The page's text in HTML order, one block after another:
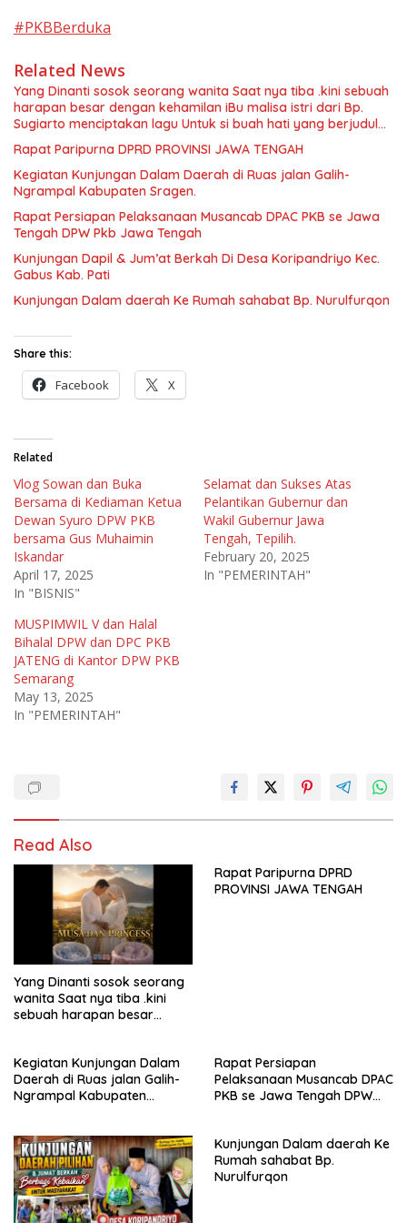
#PKBBerduka
Related News
Yang Dinanti sosok seorang wanita Saat nya tiba .kini sebuah
harapan besar dengan kehamilan iBu malisa istri dari Bp.
Sugiarto menciptakan lagu Untuk si buah hati yang berjudul
Rapat Paripurna DPRD PROVINSI JAWA TENGAH
Kegiatan Kunjungan Dalam Daerah di Ruas jalan Galih-
Ngrampal Kabupaten Sragen.
Rapat Persiapan Pelaksanaan Musancab DPAC PKB se Jawa
Tengah DPW Pkb Jawa Tengah
Kunjungan Dapil & Jum’at Berkah Di Desa Koripandriyo Kec.
Gabus Kab. Pati
Kunjungan Dalam daerah Ke Rumah sahabat Bp. Nurulfurqon
Share this:
Facebook X
Related
Vlog Sowan dan Buka
Bersama di Kediaman Ketua
Dewan Syuro DPW PKB
bersama Gus Muhaimin
Iskandar
April 17, 2025
In "BISNIS"
Selamat dan Sukses Atas
Pelantikan Gubernur dan
Wakil Gubernur Jawa
Tengah, Tepilih.
February 20, 2025
In "PEMERINTAH"
MUSPIMWIL V dan Halal
Bihalal DPW dan DPC PKB
JATENG di Kantor DPW PKB
Semarang
May 13, 2025
In "PEMERINTAH"
Read Also
Yang Dinanti sosok seorang
wanita Saat nya tiba .kini
sebuah harapan besar
menciptakan lagu Untuk si
buah hati yang berjudul
Musa & Princes.
Rapat Paripurna DPRD
PROVINSI JAWA TENGAH
Kegiatan Kunjungan Dalam
Daerah di Ruas jalan Galih-
Ngrampal Kabupaten
Rapat Persiapan
Pelaksanaan Musancab DPAC
PKB se Jawa Tengah DPW
Kunjungan Dalam daerah Ke
Rumah sahabat Bp.
Nurulfurqon